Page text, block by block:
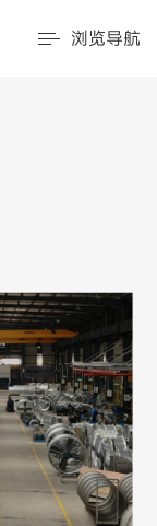
浏览导航